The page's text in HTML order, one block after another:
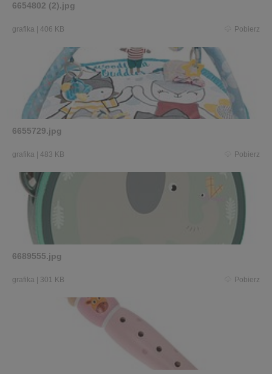
6654802 (2).jpg
grafika 406 KB Pobierz
6655729.jpg
grafika 483 KB Pobierz
6689555.jpg
grafika 301 KB Pobierz